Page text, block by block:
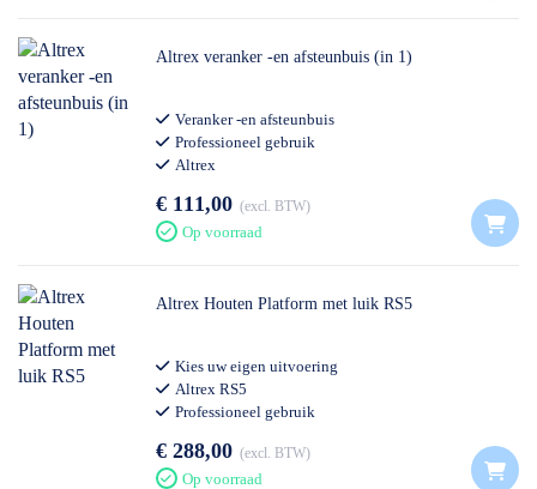
Altrex veranker -en afsteunbuis (in 1)
Veranker -en afsteunbuis
Professioneel gebruik
Altrex
€ 111,00 excl. BTW
Op voorraad
Altrex Houten Platform met luik RS5
Kies uw eigen uitvoering
Altrex RS5
Professioneel gebruik
€ 288,00 excl. BTW
Op voorraad